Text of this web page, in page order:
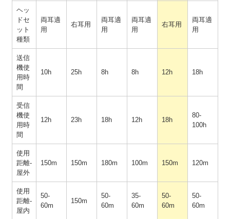
ヘッ
ドセ
ット
種類
両耳適
用
右耳用
両耳適
用
両耳適
用
右耳用
両耳適
用
送信
機使
用時
間
10h 25h 8h 8h 12h 18h
受信
機使
用時
間
12h 23h 18h 12h 18h
80-
100h
使用
距離-
屋外
150m 150m 180m 100m 150m 120m
使用
距離-
屋内
50-
60m
150m
50-
60m
35-
60m
50-
60m
50-
60m